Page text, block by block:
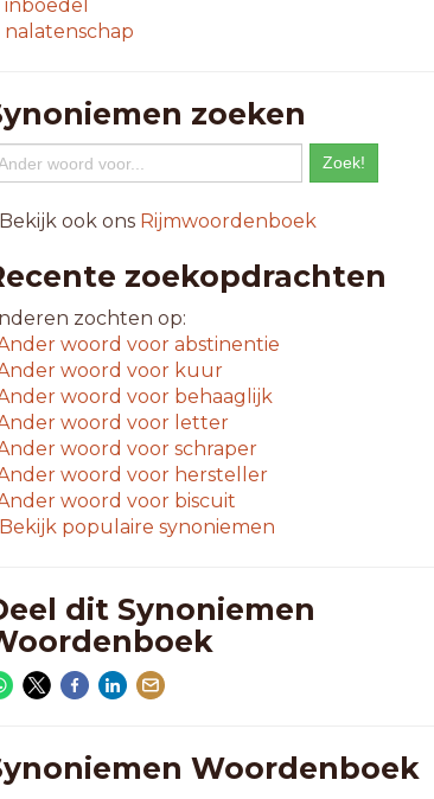
inboedel
nalatenschap
zoeken
ook ons Rijmwoordenboek
zoekopdrachten
zochten op:
woord voorabstinentie
woord voorkuur
woord voorbehaaglijk
woord voorletter
woord voorschraper
woord voorhersteller
woord voorbiscuit
Bekijk populaire synoniemen
dit Synoniemen
Woordenboek